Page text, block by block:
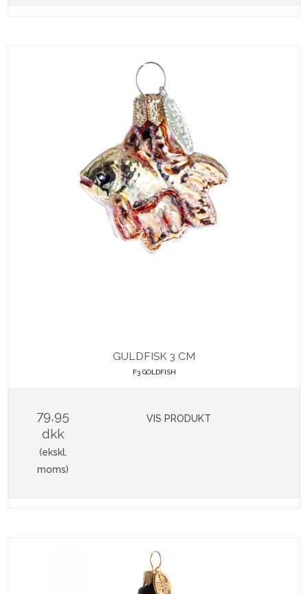
GULDFISK 3 CM
F3 GOLDFISH
79,95
dkk
(ekskl.
moms)
VIS PRODUKT